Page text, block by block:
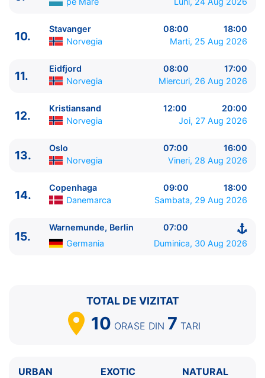
Warnemunde, Berlin
07:00 - 17:00
Zi de navigare
0:00 - 0:00
10.
Stavanger Norvegia
08:00 - 18:00
Kristiansand
12:00 - 20:00
13.
Oslo Norvegia
07:00 - 16:00
Warnemunde, Berlin Germania 07:00 - ⚓
10.
Stavanger 08:00
18:00
Norvegia
Marti, 25 Aug 2026
11.
Eidfjord 08:00
17:00
Norvegia
Miercuri, 26 Aug 2026
12.
Kristiansand 12:00
20:00
Norvegia
Joi, 27 Aug 2026
13.
Oslo 07:00
16:00
Norvegia
Vineri, 28 Aug 2026
14.
Copenhaga 09:00
18:00
Danemarca
Sambata, 29 Aug 2026
15.
Warnemunde, Berlin
07:00
Germania
Duminica, 30 Aug 2026
TOTAL DE VIZITAT
10 ORASE DIN 7 TARI
URBAN
EXOTIC
NATURAL